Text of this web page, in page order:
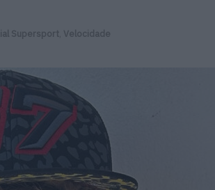
Supersport Velocidade